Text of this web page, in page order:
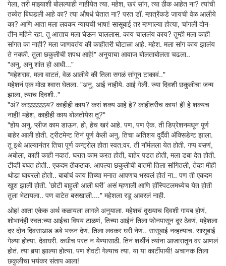
गेला, तरी माझ्याशी बोलल्याही नाहीयेत त्या. महेश, खरं सांग, त्या ठीक आहेत ना? त्यांची
तब्येत बिघडली आहे का? त्या औषधं घेतात ना? परत डॉ. म्हात्रेंकडे जायची वेळ आलीये
का? आणि आता मला लवकर न्यायची भाषा! सासूबाई तर म्हणाल्या होत्या, चांगली दोन-
तीन महिने रहा. तू आत्ताच मला घेऊन चाललास. काय चाललंय काय? तुम्ही मला काही
सांगत का नाही? मला जाणवतंय की काहीतरी घोटाळा आहे. महेश. मला सांग काय झालंय
ते नक्की. तुला छकुलीची शपथ आहे!" अनुयाचा आवाज बोलताबोलता चढला..
"अनु, अनु शांत हो आधी..."
"महेशराव, मला वाटतं, वेळ आलीये की तिला सगळं सांगून टाकावं.."
महेशनं एक मोठा श्वास घेतला. "अनु, आई नाहीये. आई गेली. ज्या दिवशी छकुलीचा जन्म
झाला, त्याच दिवशी.."
"अं? काऽऽऽऽऽऽय? काहीही काय? कसं शक्य आहे हे? काहीतरीच काय! हॅ! हे शक्यच
नाही! महेश, काहीही काय बोलतोयेस तू?"
"होय अनु. प्लीज काम डाऊन. हो, हेच खरं आहे. पण, पण ऐक. ती डिप्रेशनमधून पूर्ण
बाहेर आली होती. ट्रीटमेन्ट तिनं पूर्ण केली अनु. तिचा अतिशय दुर्दैवी अ‍ॅक्सिडेन्ट झाला.
तू इथे आल्यानंतर तिचा पूर्ण कन्ट्रोल होता स्वत:वर. ती नॉर्मलला येत होती. गप्प बसणं,
अबोला, काही काही नव्हतं. घरात काम करत होती, बाहेर पडत होती, मला डबा देत होती.
टीव्ही बघत होती.. एकदम ठीकठाक. आपल्या छकुलीची बातमी तिला सांगितली, तेव्हा मीही
थोडा घाबरलो होतो.. बाबांचं काय तिच्या मनात आपणच भरवलं होतं ना.. पण ती एकदम
खूश झाली होती. ’छोटी बाहुली आली घरी’ असं म्हणाली आणि हॉस्पिटलमध्येच येत होती
तुला भेटायला.. पण वाटेत बसखाली...." महेशला रडू आवरलं नाही.
ओह! आता एकेक अर्थ कळायला लागले अनुयाला. महेशचं दुसर्‍याच दिवशी गायब होणं,
शोभानंही स्वत:च्या आईचा विषय टाळणं, तिच्या आईनं तिला फोनपासून दूर ठेवणं, महेशला
दर दोन दिवसाआड डबे भरून देणं, तिला लवकर घरी नेणं.. सासूबाई नव्हत्याच. सासूबाई
गेल्या होत्या. देवाघरी. कधीच परत न येण्यासाठी. तिनं शर्थीनं त्यांना आजारातून वर आणलं
होतं. त्या बर्‍या झाल्या होत्या. पण शेवटी गेल्याच त्या. या या कार्टीपायी! अचानक तिला
छकुलीचा भयंकर संताप आला!